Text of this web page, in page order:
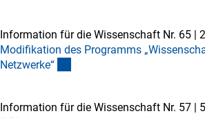
Information für die Wissenschaft Nr. 65 |
Modifikation des Programms
Netzwerke“
Information für die Wissenschaft Nr. 57 |